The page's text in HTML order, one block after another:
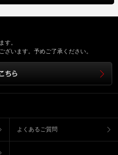
す。
ざいます。予めご了承ください。
よくあるご質問